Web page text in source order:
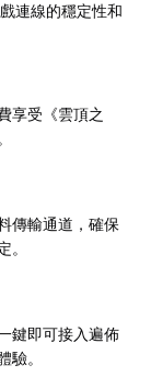
連線的穩定性和
享受《雲頂之
傳輸通道，確保
。
鍵即可接入遍佈
驗。